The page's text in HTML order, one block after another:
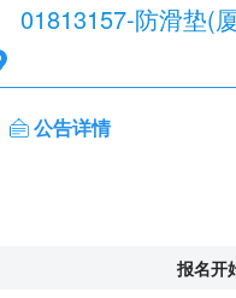
01813157-防滑垫(
公告详情
报名开